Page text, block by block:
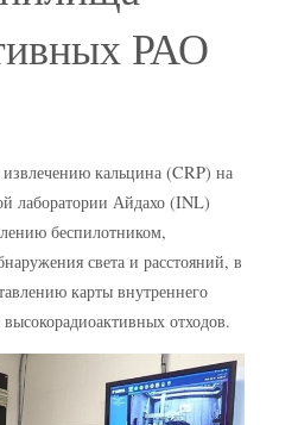
РАО
кальцина (CRP) на
лаборатории Айдахо (INL)
беспилотником,
света и расстояний, в
карты внутреннего
отходов.